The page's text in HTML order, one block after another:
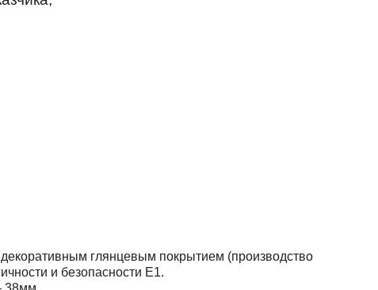
глянцевым покрытием (производство
и безопасности Е1.